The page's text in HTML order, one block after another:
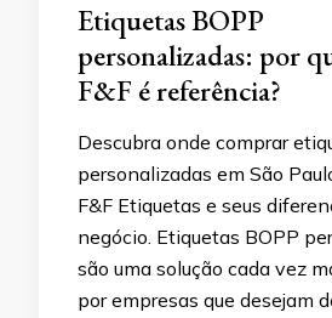
Etiquetas BOPP
personalizadas: por
F&F é referência?
Descubra onde comprar
personalizadas em São
F&F Etiquetas e seus
negócio. Etiquetas BOPP
são uma solução cada vez
por empresas que desejam